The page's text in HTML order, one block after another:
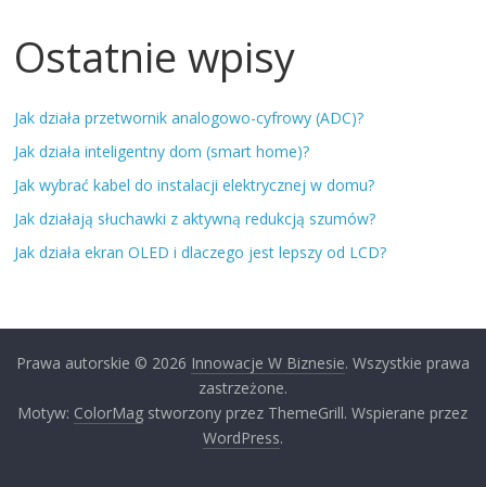
Ostatnie wpisy
Jak działa przetwornik analogowo-cyfrowy (ADC)?
Jak działa inteligentny dom (smart home)?
Jak wybrać kabel do instalacji elektrycznej w domu?
Jak działają słuchawki z aktywną redukcją szumów?
Jak działa ekran OLED i dlaczego jest lepszy od LCD?
Prawa autorskie © 2026 Innowacje W Biznesie. Wszystkie prawa
zastrzeżone.
Motyw: ColorMag stworzony przez ThemeGrill. Wspierane przez
WordPress.